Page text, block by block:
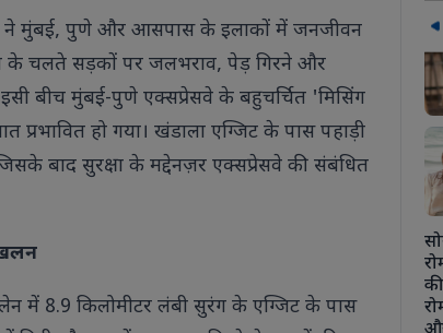
ने मुंबई, पुणे और आसपास के इलाकों में जनजीवन
के चलते सड़कों पर जलभराव, पेड़ गिरने और
बीच मुंबई-पुणे एक्सप्रेसवे के बहुचर्चित 'मिसिंग
प्रभावित हो गया। खंडाला एग्जिट के पास पहाड़ी
बाद सुरक्षा के मद्देनज़र एक्सप्रेसवे की संबंधित
में 8.9 किलोमीटर लंबी सुरंग के एग्जिट के पास
एवियन में आयोजित जी7 सम्मेलन के दौरान